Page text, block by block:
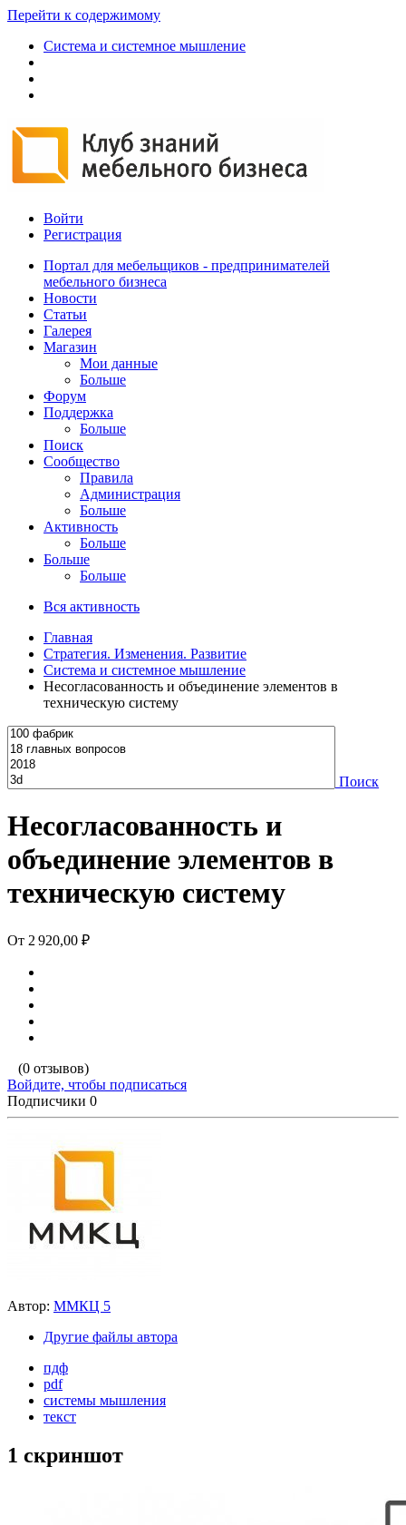
Перейти к содержимому
Система и системное мышление
Войти
Регистрация
Портал для мебельщиков - предпринимателей
мебельного бизнеса
Новости
Статьи
Галерея
Магазин
Мои данные
Больше
Форум
Поддержка
Больше
Поиск
Сообщество
Правила
Администрация
Больше
Активность
Больше
Больше
Больше
Вся активность
Главная
Стратегия. Изменения. Развитие
Система и системное мышление
Несогласованность и объединение элементов в
техническую систему
Поиск
Несогласованность и
объединение элементов в
техническую систему
От 2 920,00 ₽
(0 отзывов)
Войдите, чтобы подписаться
Подписчики 0
Автор: ММКЦ 5
Другие файлы автора
пдф
pdf
системы мышления
текст
1 скриншот